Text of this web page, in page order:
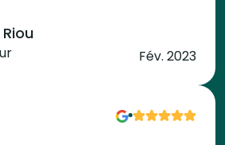
Fév. 2023